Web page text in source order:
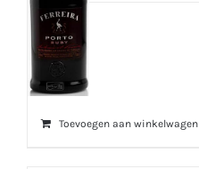
Toevoegen aan winkelwagen